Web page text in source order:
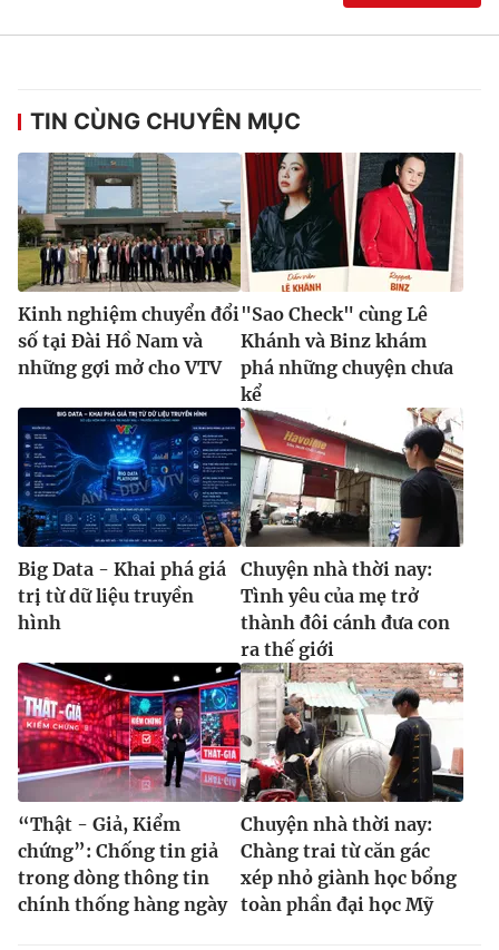
TIN CÙNG CHUYÊN MỤC
Kinh nghiệm chuyển đổi
số tại Đài Hồ Nam và
những gợi mở cho VTV
"Sao Check" cùng Lê
Khánh và Binz khám
phá những chuyện chưa
kể
Big Data - Khai phá giá
trị từ dữ liệu truyền
hình
Chuyện nhà thời nay:
Tình yêu của mẹ trở
thành đôi cánh đưa con
ra thế giới
“Thật - Giả, Kiểm
chứng”: Chống tin giả
trong dòng thông tin
chính thống hàng ngày
Chuyện nhà thời nay:
Chàng trai từ căn gác
xép nhỏ giành học bổng
toàn phần đại học Mỹ